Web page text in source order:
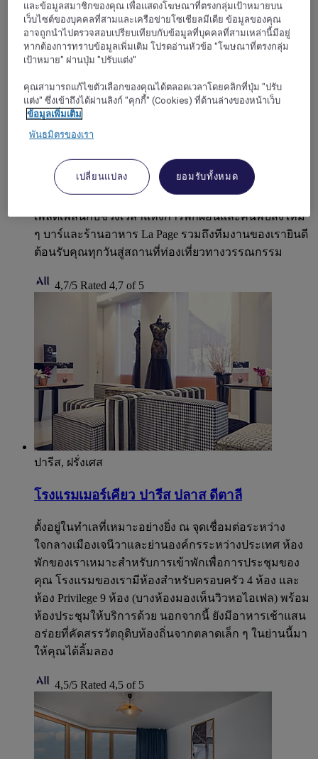
ปารีส, ฝรั่งเศส
โรงแรมเมอร์เคียว ปารีส แบร์ซี บิบลิโอเตค
ยินดีต้อนรับสู่ Mercure Paris Bercy Bibliothèque ที่ผสม
ผสานความสะดวกสบายและความเป็นส่วนตัวใน
บรรยากาศการตกแต่งที่ได้รับแรงบันดาลใจจาก
กับการเดินเล่นตามท่าเทียบเรือและซึมซับบรรยากาศแบบ
ปารีส เคยใฝ่ฝันที่จะงีบหลับริมแม่น้ำแซนบ้างไหม? ไม่ว่า
จะเดินทางมาเพื่อธุรกิจหรือมากับครอบครัว ก็สามารถ
เพลิดเพลินกับช่วงเวลาแห่งการพักผ่อนและค้นพบสิ่งใหม่
ๆ บาร์และร้านอาหาร La Page รวมถึงทีมงานของเรายินดี
ต้อนรับคุณทุกวันสู่สถานที่ท่องเที่ยวทางวรรณกรรม
4,7/5 Rated 4,7 of 5
ปารีส, ฝรั่งเศส
โรงแรมเมอร์เคียว ปารีส ปลาส ดีตาลี
ตั้งอยู่ในทำเลที่เหมาะอย่างยิ่ง ณ จุดเชื่อมต่อระหว่าง
ใจกลางเมืองเจนีวาและย่านองค์กรระหว่างประเทศ ห้อง
พักของเราเหมาะสำหรับการเข้าพักเพื่อการประชุมของ
คุณ โรงแรมของเรามีห้องสำหรับครอบครัว 4 ห้อง และ
ห้อง Privilege 9 ห้อง (บางห้องมองเห็นวิวหอไอเฟล) พร้อม
ห้องประชุมให้บริการด้วย นอกจากนี้ ยังมีอาหารเช้าแสน
อร่อยที่คัดสรรวัตถุดิบท้องถิ่นจากตลาดเล็ก ๆ ในย่านนี้มา
ให้คุณได้ลิ้มลอง
4,5/5 Rated 4,5 of 5
และข้อมูลสมาชิกของคุณ เพื่อแสดงโฆษณาที่ตรงกลุ่มเป้าหมายบน
เว็บไซต์ของบุคคลที่สามและเครือข่ายโซเชียลมีเดีย ข้อมูลของคุณ
อาจถูกนำไปตรวจสอบเปรียบเทียบกับข้อมูลที่บุคคลที่สามเหล่านี้มีอยู่
หากต้องการทราบข้อมูลเพิ่มเติม โปรดอ่านหัวข้อ "โฆษณาที่ตรงกลุ่ม
เป้าหมาย" ผ่านปุ่ม "ปรับแต่ง"
คุณสามารถแก้ไขตัวเลือกของคุณได้ตลอดเวลาโดยคลิกที่ปุ่ม "ปรับ
แต่ง" ซึ่งเข้าถึงได้ผ่านลิงก์ "คุกกี้" (Cookies) ที่ด้านล่างของหน้าเว็บ
ข้อมูลเพิ่มเติม
พันธมิตรของเรา
เปลี่ยนแปลง ยอมรับทั้งหมด